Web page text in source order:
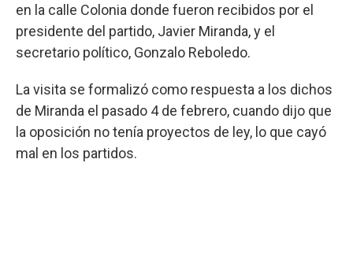
en la calle Colonia donde fueron recibidos por el
presidente del partido, Javier Miranda, y el
secretario político, Gonzalo Reboledo.
La visita se formalizó como respuesta a los dichos
de Miranda el pasado 4 de febrero, cuando dijo que
la oposición no tenía proyectos de ley, lo que cayó
mal en los partidos.